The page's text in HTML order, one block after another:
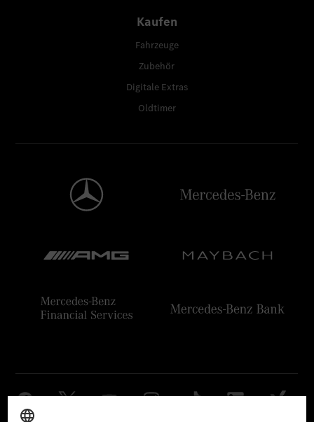
Kaufen
Fahrzeuge
Zubehör
Digitale Extras
Oldtimer